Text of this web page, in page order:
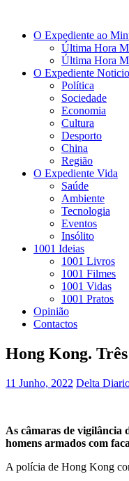
O Expediente ao
Última Hora
Última Hora
O Expediente
Política
Sociedade
Economia
Cultura
Desporto
China
Região
O Expediente Vida
Saúde
Ambiente
Tecnologia
Eventos
Insólito
1001 Ideias
1001 Livros
1001 Filmes
1001 Vidas
1001 Pratos
Opinião
Contactos
Hong Kong.
11 Junho, 2022 Delta
As câmaras de vigilância
homens armados com
A polícia de Hong Kong